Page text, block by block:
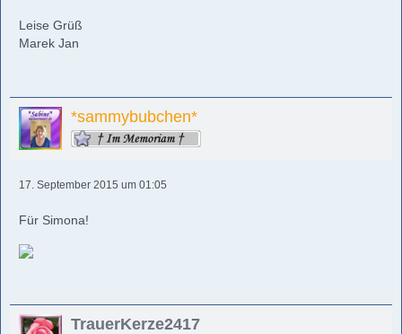
Leise Grüß
Marek Jan
*sammybubchen*
17. September 2015 um 01:05
Für Simona!
TrauerKerze2417